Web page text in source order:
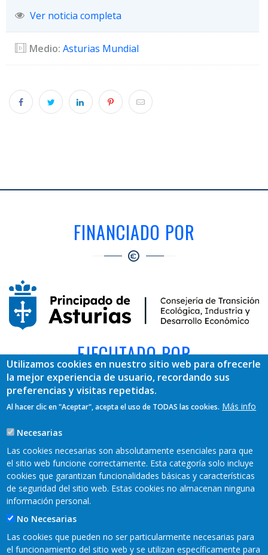
Ver noticia completa
Medio: Asturias Mundial
FINANCIADO POR
EJECUTADO POR
REDES SOCIALES
Utilizamos cookies en nuestro sitio web para ofrecerle
la mejor experiencia de usuario, recordando sus
preferencias y visitas repetidas.
Al hacer clic en "Aceptar", acepta el uso de TODAS las cookies. Más info
Necesarias
Las cookies necesarias son absolutamente esenciales para que
el sitio web funcione correctamente. Esta categoría solo incluye
cookies que garantizan funcionalidades básicas y características
de seguridad del sitio web. Estas cookies no almacenan ninguna
información personal.
No Necesarias
Las cookies que pueden no ser particularmente necesarias para
el funcionamiento del sitio web y se utilizan específicamente para